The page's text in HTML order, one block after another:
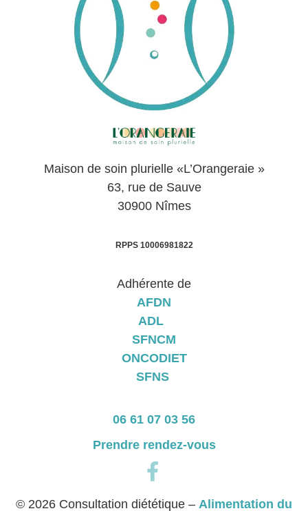
Maison de soin plurielle «L’Orangeraie »
63, rue de Sauve
30900 Nîmes
RPPS 10006981822
Adhérente de
AFDN
ADL
SFNCM
ONCODIET
SFNS
06 61 07 03 56
Prendre rendez-vous
© 2026 Consultation diététique – Alimentation du